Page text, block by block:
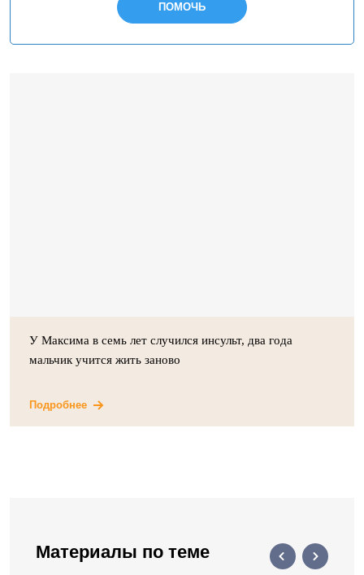
ПОМОЧЬ
У Максима в семь лет случился инсульт, два года
мальчик учится жить заново
Подробнее
Материалы по теме